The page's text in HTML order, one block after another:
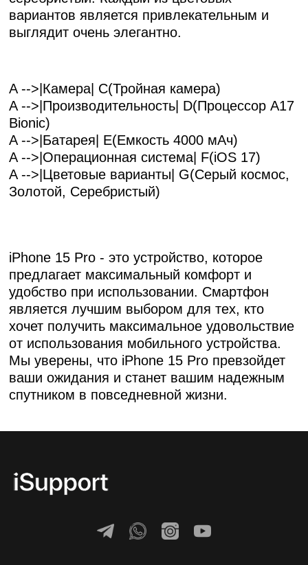
вариантов является привлекательным и
выглядит очень элегантно.
A -->|Камера| C(Тройная камера)
A -->|Производительность| D(Процессор A17
Bionic)
A -->|Батарея| E(Емкость 4000 мАч)
A -->|Операционная система| F(iOS 17)
A -->|Цветовые варианты| G(Серый космос,
Золотой, Серебристый)
iPhone 15 Pro - это устройство, которое
предлагает максимальный комфорт и
удобство при использовании. Смартфон
является лучшим выбором для тех, кто
хочет получить максимальное удовольствие
от использования мобильного устройства.
Мы уверены, что iPhone 15 Pro превзойдет
ваши ожидания и станет вашим надежным
спутником в повседневной жизни.